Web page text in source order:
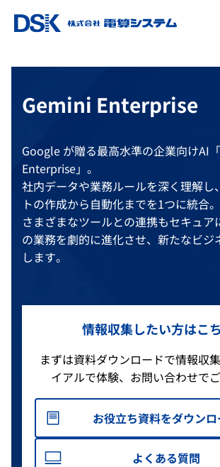
Gemini Enterprise
Google が贈る最高水準の企業向けAI
Enterprise」。
社内データや業務ルールを深く理解し
トの作成から自動化までを1つに統合。
さまざまなツールとの連携もセキュア
の業務を劇的に進化させ、新たなビジ
します。
情報収集したい方はこ
まずは資料ダウンロードで情報収
イアルで体験、お問い合わせでご
お役立ち資料をダウンロ
よくある質問